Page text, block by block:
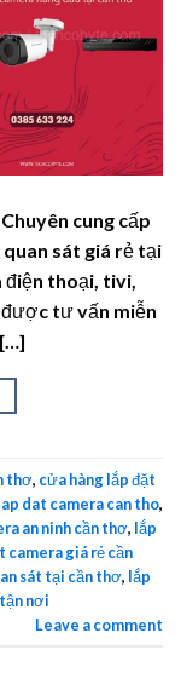
cung cấp
sát giá rẻ tại
điện thoại, tivi,
tư vấn miễn
thơ, cửa hàng lắp đặt
dat camera can tho,
an ninh cần thơ, lắp
camera giá rẻ cần
sát tại cần thơ, lắp
nơi
Leave a comment